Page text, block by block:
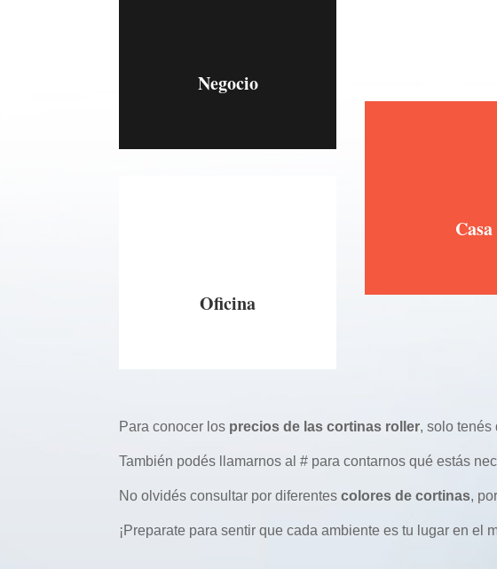
Negocio
Oficina
Casa
Para conocer los precios de las cortinas roller, solo tenés
También podés llamarnos al # para contarnos qué estás
No olvidés consultar por diferentes colores de cortinas,
¡Preparate para sentir que cada ambiente es tu lugar en el